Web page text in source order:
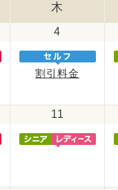
木
4
割引料金
11